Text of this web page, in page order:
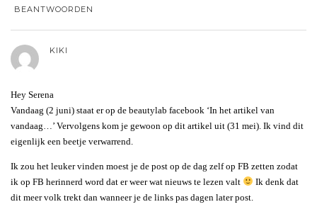
BEANTWOORDEN
KIKI
Hey Serena
Vandaag (2 juni) staat er op de beautylab facebook ‘In het artikel van
vandaag…’ Vervolgens kom je gewoon op dit artikel uit (31 mei). Ik vind dit
eigenlijk een beetje verwarrend.
Ik zou het leuker vinden moest je de post op de dag zelf op FB zetten zodat
ik op FB herinnerd word dat er weer wat nieuws te lezen valt
Ik denk dat
dit meer volk trekt dan wanneer je de links pas dagen later post.